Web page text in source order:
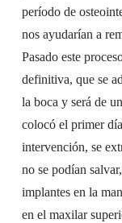
período de
nos ayudarían a
Pasado este
definitiva, que se
la boca y será de
colocó el primer
intervención, se
no se podían
implantes en la
en el maxilar